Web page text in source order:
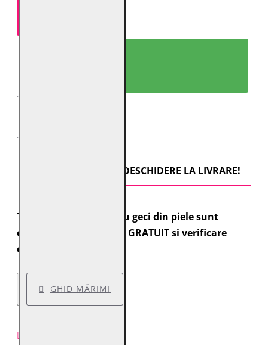
TRANSPORT CU DESCHIDERE LA LIVRARE!
Toate comenzile pentru geci din piele sunt
expediate cu transport GRATUIT si verificare
colet.
GHID MĂRIMI